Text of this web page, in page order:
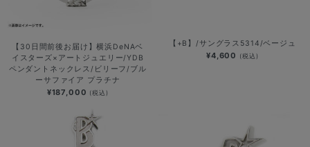
【30日間前後お届け】横浜DeNAベ
イスターズ×アートジュエリー/YDB
ペンダントネックレス/ビリーフ/ブル
ーサファイア プラチナ
¥187,000 (税込)
【+B】/サングラス5314/ベージュ
¥4,600 (税込)